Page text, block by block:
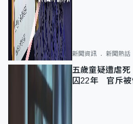
新聞資訊 新聞熱話
五歲童疑遭虐死
囚22年 官斥被